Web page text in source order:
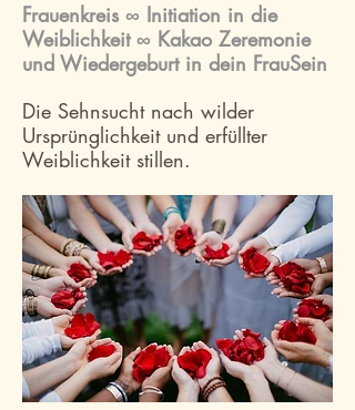
Frauenkreis ∞ Initiation in die
Weiblichkeit ∞ Kakao Zeremonie
und Wiedergeburt in dein FrauSein
Die Sehnsucht nach wilder
Ursprünglichkeit und erfüllter
Weiblichkeit stillen.